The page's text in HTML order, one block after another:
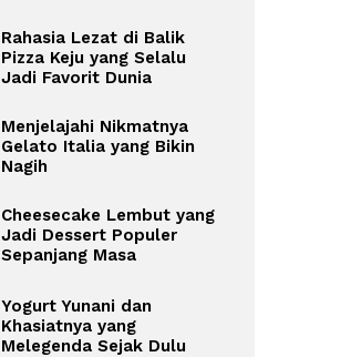
Rahasia Lezat di Balik
Pizza Keju yang Selalu
Jadi Favorit Dunia
Menjelajahi Nikmatnya
Gelato Italia yang Bikin
Nagih
Cheesecake Lembut yang
Jadi Dessert Populer
Sepanjang Masa
Yogurt Yunani dan
Khasiatnya yang
Melegenda Sejak Dulu